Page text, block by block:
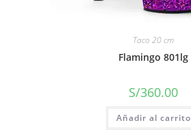
Taco 20 cm
Flamingo 801lg
S/360.00
Añadir al carrito